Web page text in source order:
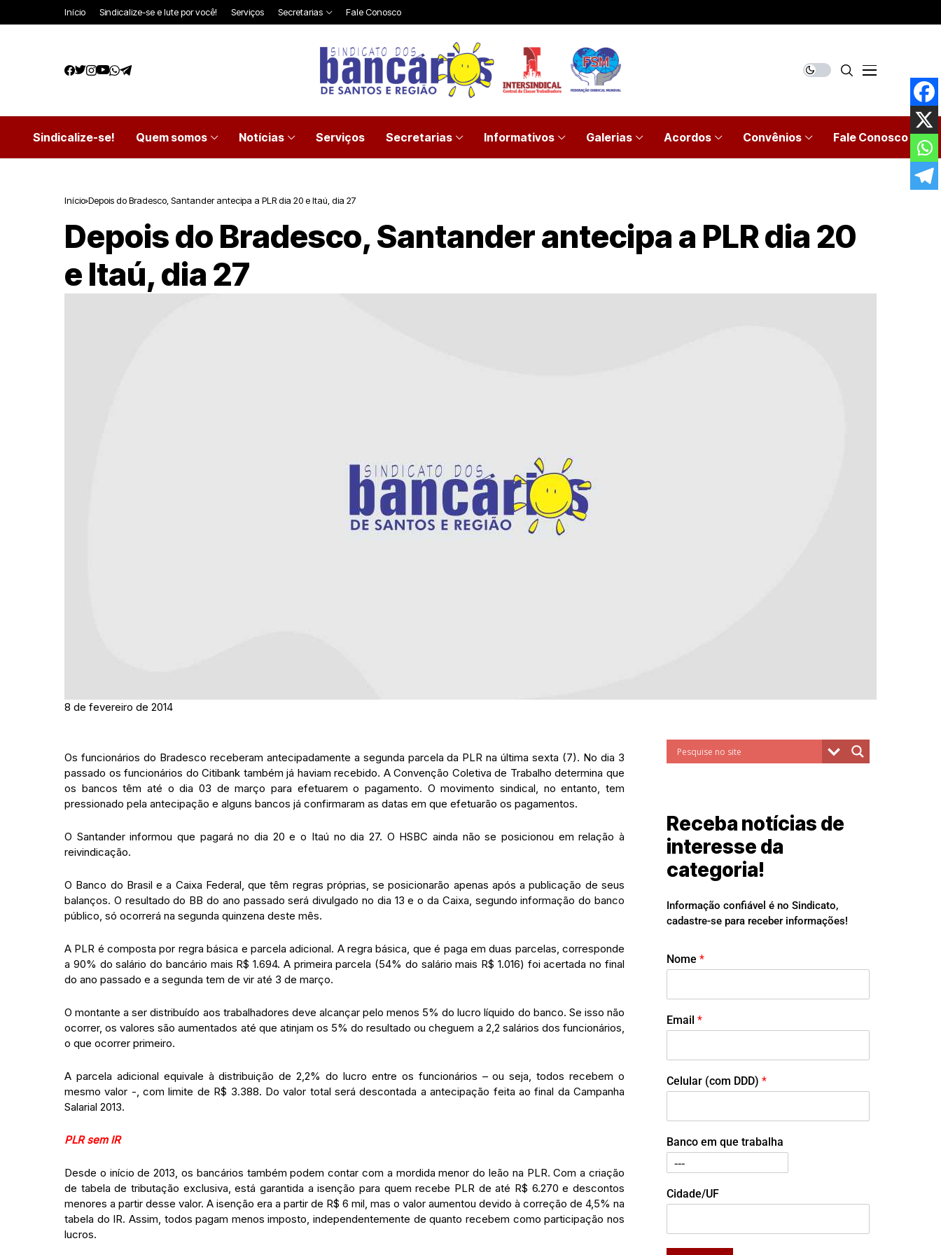
Início Sindicalize-se e lute por você! Serviços Secretarias Fale Conosco
Sindicalize-se! Quem somos Notícias Serviços Secretarias Informativos Galerias Acordos Convênios Fale Conosco
Início Depois do Bradesco, Santander antecipa a PLR dia 20 e Itaú, dia 27
Depois do Bradesco, Santander antecipa a PLR dia 20
e Itaú, dia 27
8 de fevereiro de 2014
Os funcionários do Bradesco receberam antecipadamente a segunda parcela da PLR na última sexta (7). No dia 3
passado os funcionários do Citibank também já haviam recebido. A Convenção Coletiva de Trabalho determina que
os bancos têm até o dia 03 de março para efetuarem o pagamento. O movimento sindical, no entanto, tem
pressionado pela antecipação e alguns bancos já confirmaram as datas em que efetuarão os pagamentos.
O Santander informou que pagará no dia 20 e o Itaú no dia 27. O HSBC ainda não se posicionou em relação à
reivindicação.
O Banco do Brasil e a Caixa Federal, que têm regras próprias, se posicionarão apenas após a publicação de seus
balanços. O resultado do BB do ano passado será divulgado no dia 13 e o da Caixa, segundo informação do banco
público, só ocorrerá na segunda quinzena deste mês.
A PLR é composta por regra básica e parcela adicional. A regra básica, que é paga em duas parcelas, corresponde
a 90% do salário do bancário mais R$ 1.694. A primeira parcela (54% do salário mais R$ 1.016) foi acertada no final
do ano passado e a segunda tem de vir até 3 de março.
O montante a ser distribuído aos trabalhadores deve alcançar pelo menos 5% do lucro líquido do banco. Se isso não
ocorrer, os valores são aumentados até que atinjam os 5% do resultado ou cheguem a 2,2 salários dos funcionários,
o que ocorrer primeiro.
A parcela adicional equivale à distribuição de 2,2% do lucro entre os funcionários – ou seja, todos recebem o
mesmo valor -, com limite de R$ 3.388. Do valor total será descontada a antecipação feita ao final da Campanha
Salarial 2013.
PLR sem IR
Desde o início de 2013, os bancários também podem contar com a mordida menor do leão na PLR. Com a criação
de tabela de tributação exclusiva, está garantida a isenção para quem recebe PLR de até R$ 6.270 e descontos
menores a partir desse valor. A isenção era a partir de R$ 6 mil, mas o valor aumentou devido à correção de 4,5% na
tabela do IR. Assim, todos pagam menos imposto, independentemente de quanto recebem como participação nos
lucros.
Receba notícias de
interesse da
categoria!
Informação confiável é no Sindicato,
cadastre-se para receber informações!
Nome *
Email *
Celular (com DDD) *
Banco em que trabalha
Cidade/UF